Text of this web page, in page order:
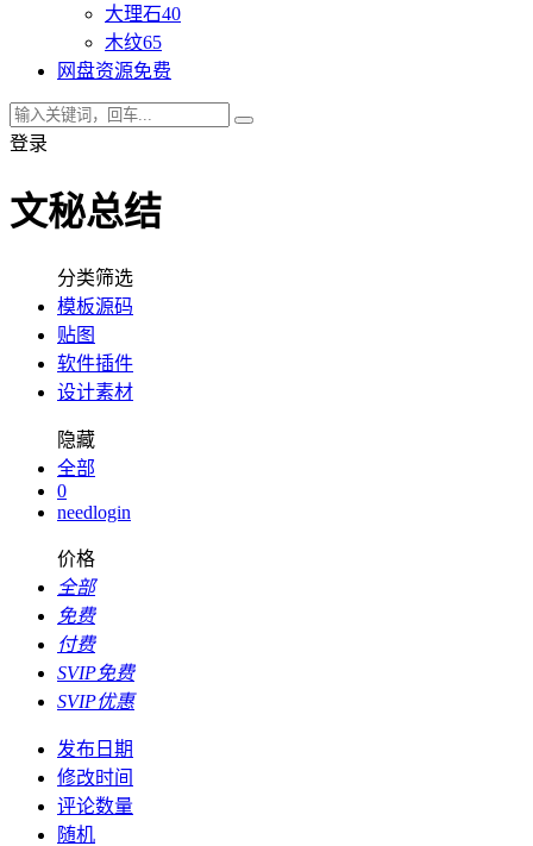
大理石40
木纹65
网盘资源免费
登录
文秘总结
分类筛选
模板源码
贴图
软件插件
设计素材
隐藏
全部
0
needlogin
价格
全部
免费
付费
SVIP免费
SVIP优惠
发布日期
修改时间
评论数量
随机